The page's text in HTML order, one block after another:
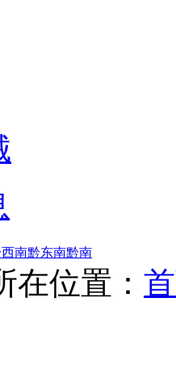
南黔东南黔南
在位置：